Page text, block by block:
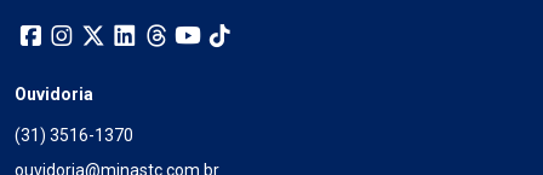
Ouvidoria
(31) 3516-1370
ouvidoria@minastc.com.br